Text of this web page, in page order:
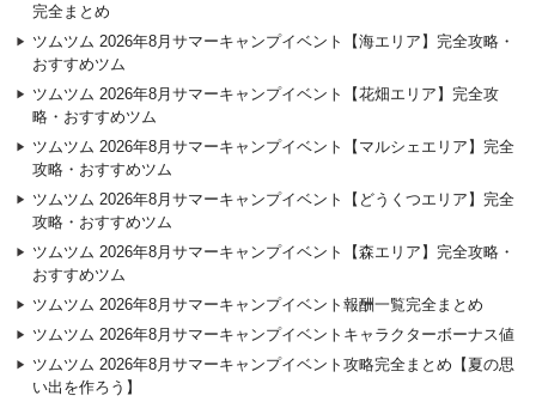
完全まとめ
ツムツム 2026年8月サマーキャンプイベント【海エリア】完全攻略・
おすすめツム
ツムツム 2026年8月サマーキャンプイベント【花畑エリア】完全攻
略・おすすめツム
ツムツム 2026年8月サマーキャンプイベント【マルシェエリア】完全
攻略・おすすめツム
ツムツム 2026年8月サマーキャンプイベント【どうくつエリア】完全
攻略・おすすめツム
ツムツム 2026年8月サマーキャンプイベント【森エリア】完全攻略・
おすすめツム
ツムツム 2026年8月サマーキャンプイベント報酬一覧完全まとめ
ツムツム 2026年8月サマーキャンプイベントキャラクターボーナス値
ツムツム 2026年8月サマーキャンプイベント攻略完全まとめ【夏の思
い出を作ろう】